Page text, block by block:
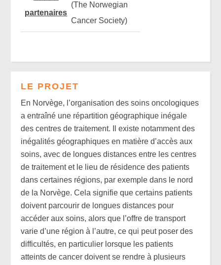
partenaires
(The Norwegian
Cancer Society)
LE PROJET
En Norvège, l’organisation des soins oncologiques
a entraîné une répartition géographique inégale
des centres de traitement. Il existe notamment des
inégalités géographiques en matière d’accès aux
soins, avec de longues distances entre les centres
de traitement et le lieu de résidence des patients
dans certaines régions, par exemple dans le nord
de la Norvège. Cela signifie que certains patients
doivent parcourir de longues distances pour
accéder aux soins, alors que l’offre de transport
varie d’une région à l’autre, ce qui peut poser des
difficultés, en particulier lorsque les patients
atteints de cancer doivent se rendre à plusieurs